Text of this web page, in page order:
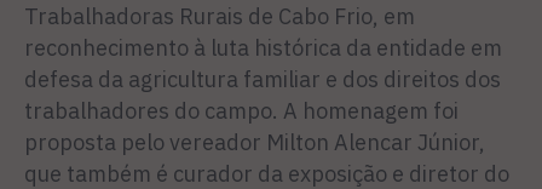
Trabalhadoras Rurais de Cabo Frio, em
reconhecimento à luta histórica da entidade em
defesa da agricultura familiar e dos direitos dos
trabalhadores do campo. A homenagem foi
proposta pelo vereador Milton Alencar Júnior,
que também é curador da exposição e diretor do